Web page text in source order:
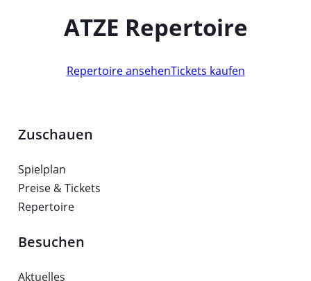
ATZE Repertoire
Repertoire ansehenTickets kaufen
Zuschauen
Spielplan
Preise & Tickets
Repertoire
Besuchen
Aktuelles